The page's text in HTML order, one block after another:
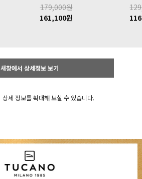
179,000원
161,100원
새창에서 상세정보 보기
상세 정보를 확대해 보실 수 있습니다.